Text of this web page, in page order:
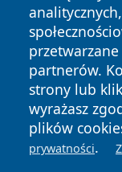
partnerów.
strony lub
wyrażasz
plików
prywatności.
Copyright © 2026
zastrzeżone.
News Autorzy